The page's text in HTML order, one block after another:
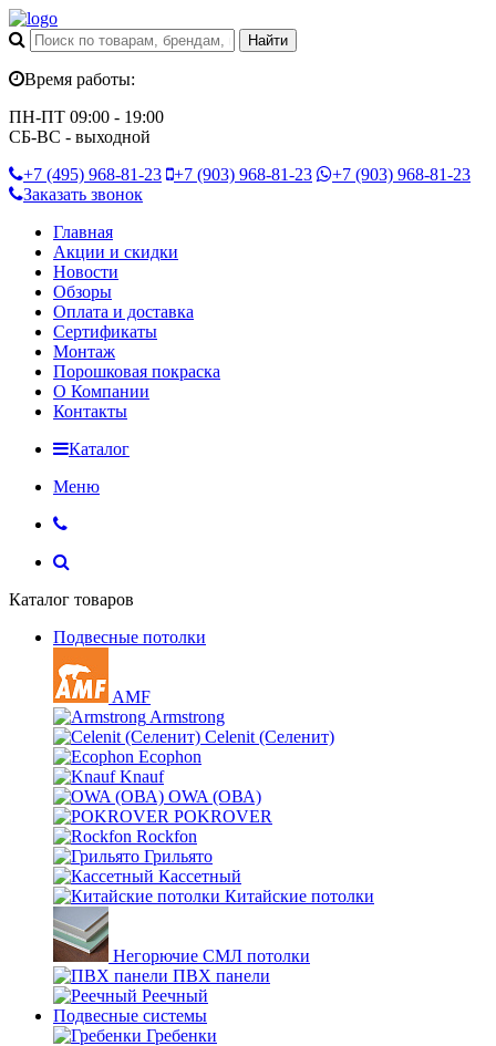
Время работы:
ПН-ПТ 09:00 - 19:00
СБ-ВС - выходной
+7 (495) 968-81-23 +7 (903) 968-81-23 +7 (903) 968-81-23
Заказать звонок
Главная
Акции и скидки
Новости
Обзоры
Оплата и доставка
Сертификаты
Монтаж
Порошковая покраска
О Компании
Контакты
Каталог
Меню
Каталог товаров
Подвесные потолки
AMF
Armstrong
Celenit (Селенит)
Ecophon
Knauf
OWA (ОВА)
POKROVER
Rockfon
Грильято
Кассетный
Китайские потолки
Негорючие СМЛ потолки
ПВХ панели
Реечный
Подвесные системы
Гребенки